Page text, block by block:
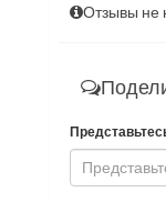
Отзывы не